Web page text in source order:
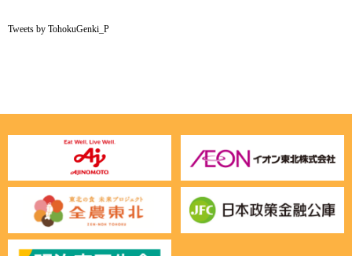
Tweets by TohokuGenki_P